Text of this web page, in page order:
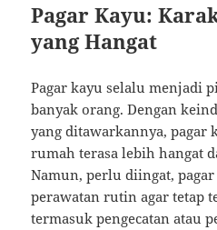
Pagar Kayu:
yang Hangat
Pagar kayu selalu menjadi
banyak orang. Dengan
yang ditawarkannya, pagar
rumah terasa lebih hangat
Namun, perlu diingat,
perawatan rutin agar tetap
termasuk pengecatan atau